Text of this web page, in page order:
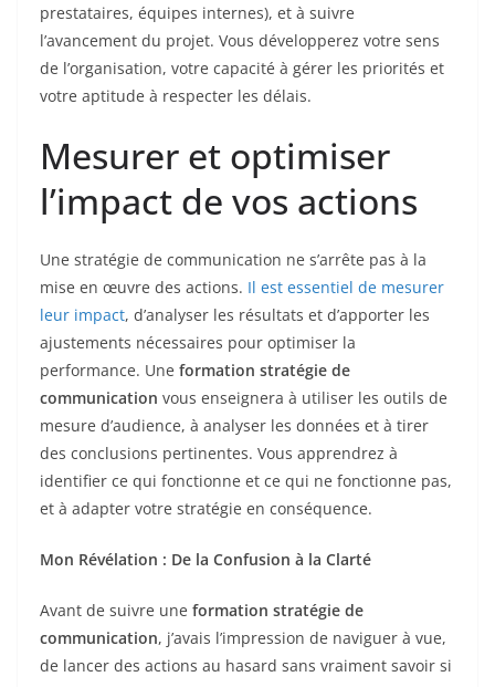
prestataires, équipes internes), et à suivre
l’avancement du projet. Vous développerez votre sens
de l’organisation, votre capacité à gérer les priorités et
votre aptitude à respecter les délais.
Mesurer et optimiser
l’impact de vos actions
Une stratégie de communication ne s’arrête pas à la
mise en œuvre des actions. Il est essentiel de mesurer
leur impact, d’analyser les résultats et d’apporter les
ajustements nécessaires pour optimiser la
performance. Une formation stratégie de
communication vous enseignera à utiliser les outils de
mesure d’audience, à analyser les données et à tirer
des conclusions pertinentes. Vous apprendrez à
identifier ce qui fonctionne et ce qui ne fonctionne pas,
et à adapter votre stratégie en conséquence.
Mon Révélation : De la Confusion à la Clarté
Avant de suivre une formation stratégie de
communication, j’avais l’impression de naviguer à vue,
de lancer des actions au hasard sans vraiment savoir si